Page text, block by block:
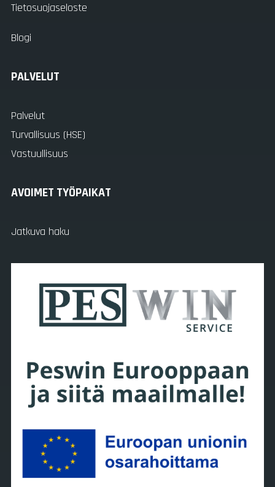
Tietosuojaseloste
Blogi
PALVELUT
Palvelut
Turvallisuus (HSE)
Vastuullisuus
AVOIMET TYÖPAIKAT
Jatkuva haku